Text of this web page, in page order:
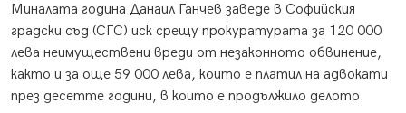
Миналата година Данаил Ганчев заведе в Софийския
градски съд (СГС) иск срещу прокуратурата за 120 000
лева неимуществени вреди от незаконното обвинение,
както и за още 59 000 лева, които е платил на адвокати
през десетте години, в които е продължило делото.